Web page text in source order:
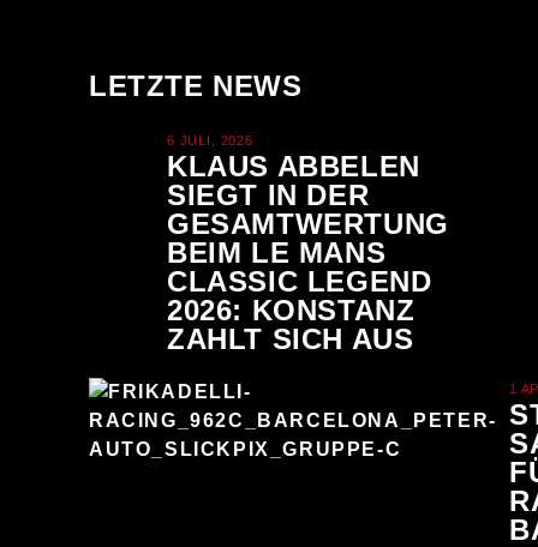
LETZTE NEWS
6 JULI, 2026
KLAUS ABBELEN
SIEGT IN DER
GESAMTWERTUNG
BEIM LE MANS
CLASSIC LEGEND
2026: KONSTANZ
ZAHLT SICH AUS
1